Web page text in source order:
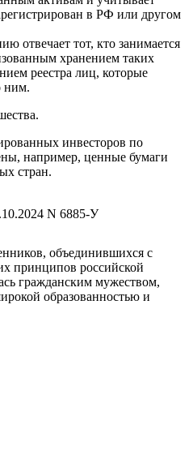
в РФ или другом
отвечает тот, кто занимается
хранением таких
реестра лиц, которые
ним.
инвесторов по
например, ценные бумаги
стран.
N 6885-У
объединившихся с
принципов российской
гражданским мужеством,
образованностью и